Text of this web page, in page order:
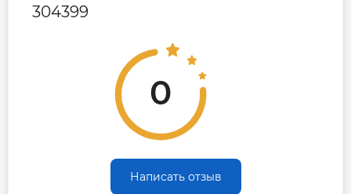
Контакты сервисного
Сервисное обслуживание
304399
0
Написать отзыв